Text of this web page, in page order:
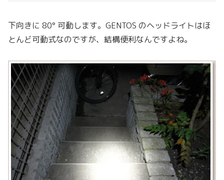
下向きに 80° 可動します。GENTOS のヘッドライトはほ
とんど可動式なのですが、結構便利なんですよね。